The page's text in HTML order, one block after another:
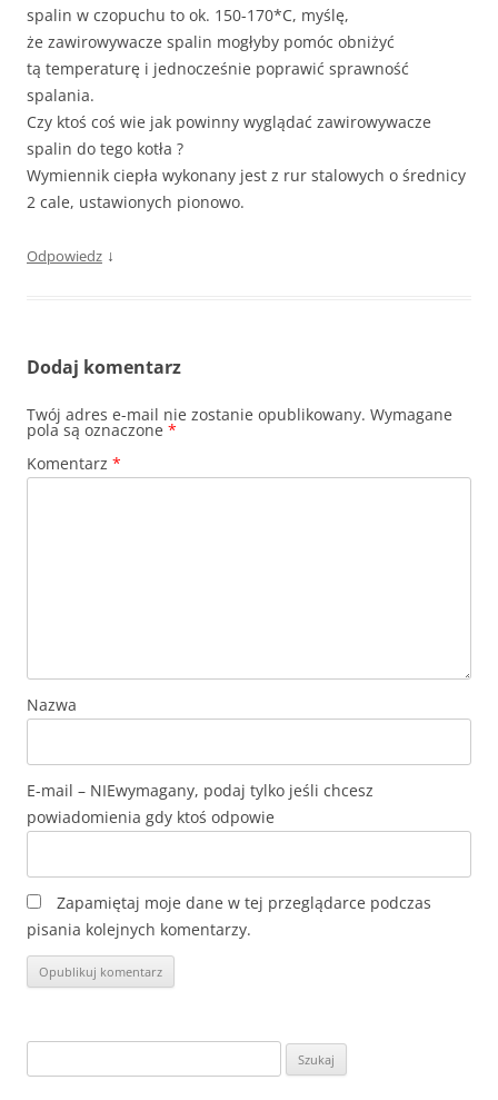
spalin w czopuchu to ok. 150-170*C, myślę,
że zawirowywacze spalin mogłyby pomóc obniżyć
tą temperaturę i jednocześnie poprawić sprawność
spalania.
Czy ktoś coś wie jak powinny wyglądać zawirowywacze
spalin do tego kotła ?
Wymiennik ciepła wykonany jest z rur stalowych o średnicy
2 cale, ustawionych pionowo.
Odpowiedz ↓
Dodaj komentarz
Twój adres e-mail nie zostanie opublikowany. Wymagane
pola są oznaczone *
Komentarz *
Nazwa
E-mail
Zapamiętaj moje dane w tej przeglądarce podczas
pisania kolejnych komentarzy.